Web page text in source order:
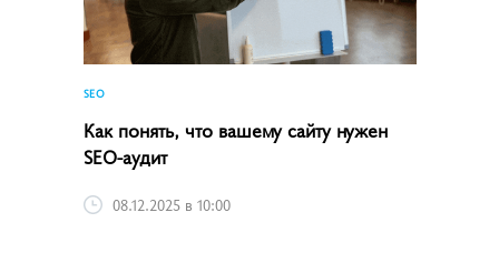
SEO
Как понять, что вашему сайту нужен
SEO-аудит
08.12.2025 в 10:00